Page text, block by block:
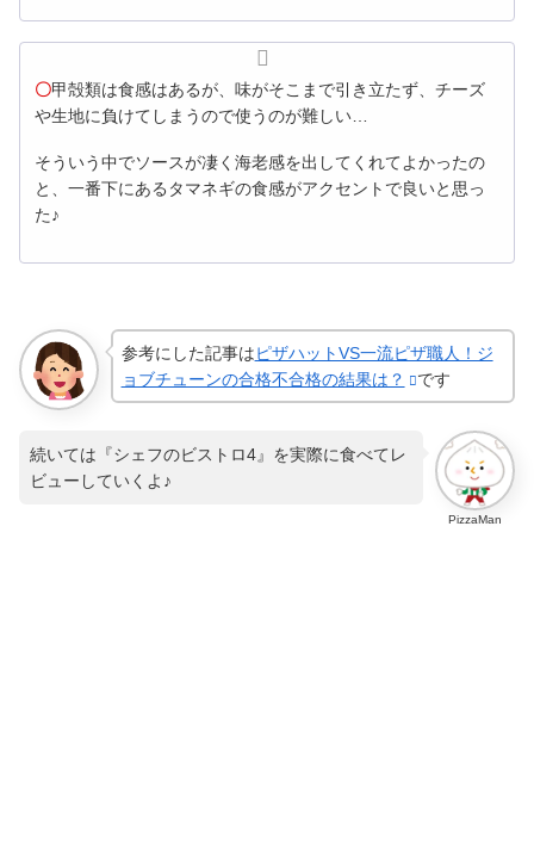
〇甲殻類は食感はあるが、味がそこまで引き立たず、チーズ
や生地に負けてしまうので使うのが難しい…
そういう中でソースが凄く海老感を出してくれてよかったの
と、一番下にあるタマネギの食感がアクセントで良いと思っ
た♪
参考にした記事はピザハットVS一流ピザ職人！ジ
ョブチューンの合格不合格の結果は？
です
PizzaMan
続いては『シェフのビストロ4』を実際に食べてレ
ビューしていくよ♪